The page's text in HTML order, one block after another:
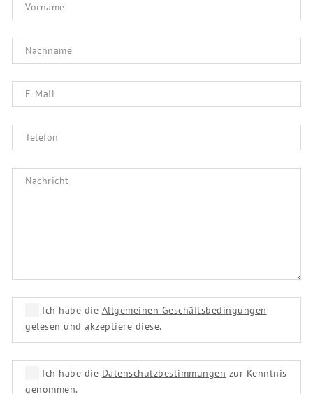
Ich habe die Allgemeinen Geschäftsbedingungen
gelesen und akzeptiere diese.
Ich habe die Datenschutzbestimmungen zur Kenntnis
genommen.